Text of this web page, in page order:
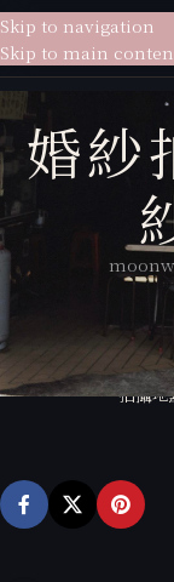
貳月婚紗
Skip to navigation
Skip to main
婚紗
拍攝